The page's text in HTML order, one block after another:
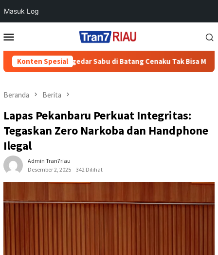
Masuk Log
ke
Mobile
Konten Spesial
Pengedar Sabu di Batang Cenaku Tak Bisa Mengelak
Beranda Berita
Lapas Pekanbaru Perkuat Integritas:
Tegaskan Zero Narkoba dan Handphone
Ilegal
Admin Tran7riau
Desember 2, 2025
342 Dilihat